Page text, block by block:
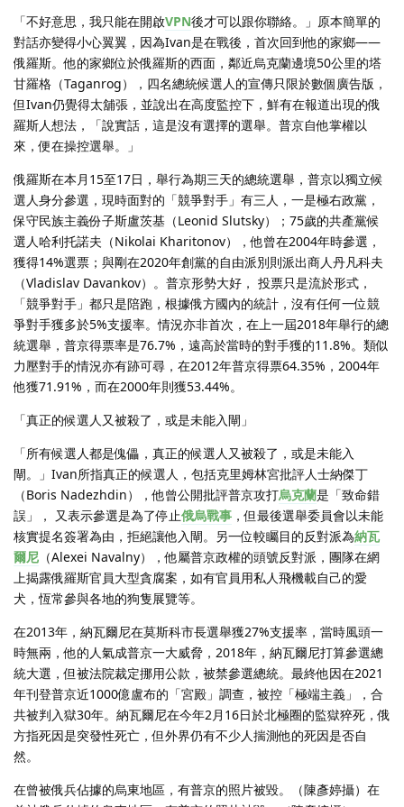
「不好意思，我只能在開啟VPN後才可以跟你聯絡。」原本簡單的
對話亦變得小心翼翼，因為Ivan是在戰後，首次回到他的家鄉——
俄羅斯。他的家鄉位於俄羅斯的西面，鄰近烏克蘭邊境50公里的塔
甘羅格（Taganrog），四名總統候選人的宣傳只限於數個廣告版，
但Ivan仍覺得太舖張，並說出在高度監控下，鮮有在報道出現的俄
羅斯人想法，「說實話，這是沒有選擇的選舉。普京自他掌權以
來，便在操控選舉。」
俄羅斯在本月15至17日，舉行為期三天的總統選舉，普京以獨立候
選人身分參選，現時面對的「競爭對手」有三人，一是極右政黨，
保守民族主義份子斯盧茨基（Leonid Slutsky）；75歲的共產黨候
選人哈利托諾夫（Nikolai Kharitonov），他曾在2004年時參選，
獲得14%選票；與剛在2020年創黨的自由派別則派出商人丹凡科夫
（Vladislav Davankov）。普京形勢大好， 投票只是流於形式，
「競爭對手」都只是陪跑，根據俄方國內的統計，沒有任何一位競
爭對手獲多於5%支援率。情況亦非首次，在上一屆2018年舉行的總
統選舉，普京得票率是76.7%，遠高於當時的對手獲的11.8%。類似
力壓對手的情況亦有跡可尋，在2012年普京得票64.35%，2004年
他獲71.91%，而在2000年則獲53.44%。
「真正的候選人又被殺了，或是未能入閘」
「所有候選人都是傀儡，真正的候選人又被殺了，或是未能入
閘。」Ivan所指真正的候選人，包括克里姆林宮批評人士納傑丁
（Boris Nadezhdin），他曾公開批評普京攻打烏克蘭是「致命錯
誤」， 又表示參選是為了停止俄烏戰事 ，但最後選舉委員會以未能
核實提名簽署為由，拒絕讓他入閘。另一位較矚目的反對派為納瓦
爾尼 （Alexei Navalny），他屬普京政權的頭號反對派，團隊在網
上揭露俄羅斯官員大型貪腐案，如有官員用私人飛機載自己的愛
犬，恆常參與各地的狗隻展覽等。
在2013年，納瓦爾尼在莫斯科市長選舉獲27%支援率，當時風頭一
時無兩，他的人氣成普京一大威脅，2018年，納瓦爾尼打算參選總
統大選，但被法院裁定挪用公款，被禁參選總統。最終他因在2021
年刊登普京近1000億盧布的「宮殿」調查，被控「極端主義」，合
共被判入獄30年。納瓦爾尼在今年2月16日於北極圈的監獄猝死，俄
方指死因是突發性死亡，但外界仍有不少人揣測他的死因是否自
然。
在曾被俄兵佔據的烏東地區，有普京的照片被毀。（陳彥婷攝）在